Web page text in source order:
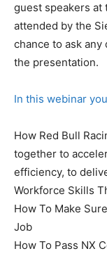
guest speakers at
attended by the
chance to ask
the presentation.
In this webinar
How Red Bull
together to
efficiency, to
Workforce Skills
How To Make
Job
How To Pass NX